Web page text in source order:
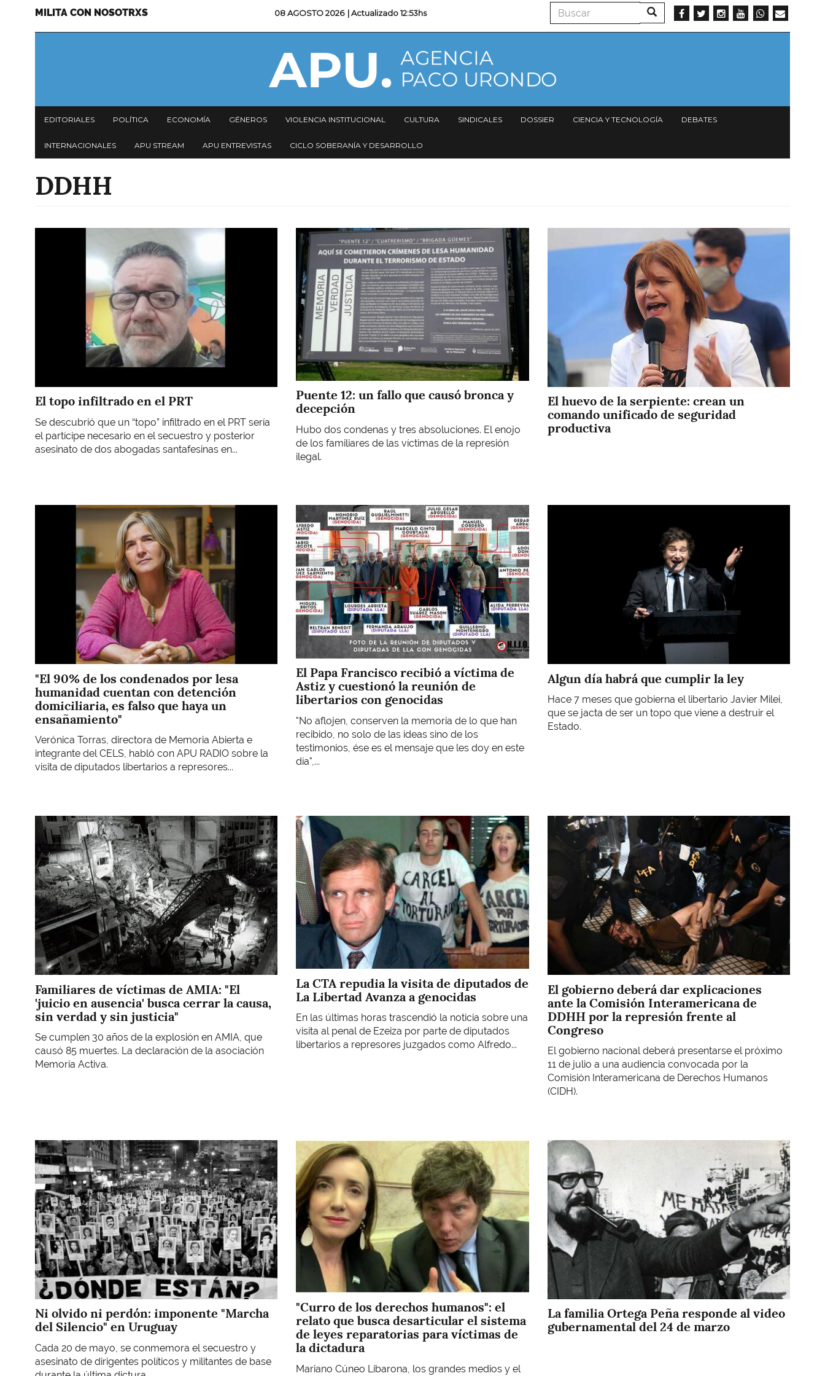
Menu
MILITA CON NOSOTRXS 08 AGOSTO 2026 | Actualizado12:53hs Buscar Buscar
Navegación
principal
EDITORIALES POLÍTICA ECONOMÍA GÉNEROS VIOLENCIA INSTITUCIONAL CULTURA SINDICALES DOSSIER CIENCIA Y TECNOLOGÍA DEBATES
INTERNACIONALES APU STREAM APU ENTREVISTAS CICLO SOBERANÍA Y DESARROLLO
DDHH
El topo infiltrado en el PRT
Se descubrió que un “topo” infiltrado en el PRT sería
el partícipe necesario en el secuestro y posterior
asesinato de dos abogadas santafesinas en...
Imagen
Puente 12: un fallo que causó bronca y
decepción
Hubo dos condenas y tres absoluciones. El enojo
de los familiares de las víctimas de la represión
ilegal.
El huevo de la serpiente: crean un
comando unificado de seguridad
productiva
"El 90% de los condenados por lesa
humanidad cuentan con detención
domiciliaria, es falso que haya un
ensañamiento"
Verónica Torras, directora de Memoria Abierta e
integrante del CELS, habló con APU RADIO sobre la
visita de diputados libertarios a represores...
Imagen
El Papa Francisco recibió a víctima de
Astiz y cuestionó la reunión de
libertarios con genocidas
"No aflojen, conserven la memoria de lo que han
recibido, no solo de las ideas sino de los
testimonios, ése es el mensaje que les doy en este
día",...
Algun día habrá que cumplir la ley
Hace 7 meses que gobierna el libertario Javier Milei,
que se jacta de ser un topo que viene a destruir el
Estado.
Imagen
Familiares de víctimas de AMIA: "El
'juicio en ausencia' busca cerrar la causa,
sin verdad y sin justicia"
Se cumplen 30 años de la explosión en AMIA, que
causó 85 muertes. La declaración de la asociación
Memoria Activa.
Imagen
La CTA repudia la visita de diputados de
La Libertad Avanza a genocidas
En las últimas horas trascendió la noticia sobre una
visita al penal de Ezeiza por parte de diputados
libertarios a represores juzgados como Alfredo...
Imagen
El gobierno deberá dar explicaciones
ante la Comisión Interamericana de
DDHH por la represión frente al
Congreso
El gobierno nacional deberá presentarse el próximo
11 de julio a una audiencia convocada por la
Comisión Interamericana de Derechos Humanos
(CIDH).
Imagen
Ni olvido ni perdón: imponente "Marcha
del Silencio" en Uruguay
Cada 20 de mayo, se conmemora el secuestro y
asesinato de dirigentes políticos y militantes de base
Imagen
"Curro de los derechos humanos": el
relato que busca desarticular el sistema
de leyes reparatorias para víctimas de
la dictadura
Mariano Cúneo Libarona, los grandes medios y el
Imagen
La familia Ortega Peña responde al video
gubernamental del 24 de marzo